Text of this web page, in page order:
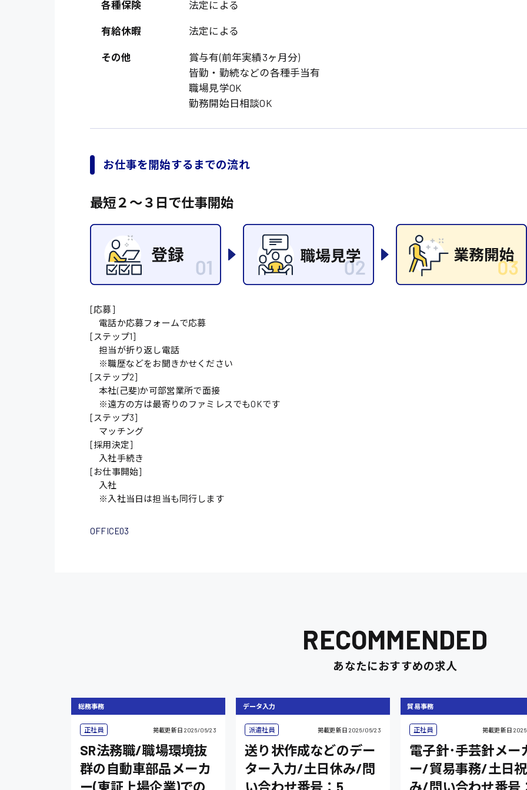
貿易事務
総務事務 経理事務
医療事務 翻訳、通訳
IT・クリエイティブ系
販売・サービス・フード系
経営企画
その他の専門職
施設管理・整備 清掃 施工管理
福岡県
熊本県
千葉県 尾道市
鳥取県
時給1400円〜
各種保険 法定による
有給休暇 法定による
その他
賞与有(前年実績3ヶ月分)
皆勤・勤続などの各種手当有
職場見学OK
勤務開始日相談OK
お仕事を開始するまでの流れ
最短２〜３日で仕事開始
[応募]
電話か応募フォームで応募
[ステップ1]
担当が折り返し電話
※職歴などをお聞きかせください
[ステップ2]
本社(己斐)か可部営業所で面接
※遠方の方は最寄りのファミレスでもOKです
[ステップ3]
マッチング
[採用決定]
入社手続き
[お仕事開始]
入社
※入社当日は担当も同行します
OFFICE03
RECOMMENDED
あなたにおすすめの求人
総務事務
正社員 掲載更新日 2026/06/23
SR法務職/職場環境抜
群の自動車部品メーカ
ー(東証上場企業)での
データ入力
派遣社員 掲載更新日 2026/06/23
送り状作成などのデー
ター入力/土日休み/問
い合わせ番号：5
貿易事務
正社員 掲載更新日
電子針･手芸針メー
ー/貿易事務/土日
み/問い合わせ番号